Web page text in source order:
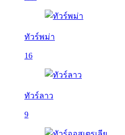
ทัวร์พม่า
16
ทัวร์ลาว
9